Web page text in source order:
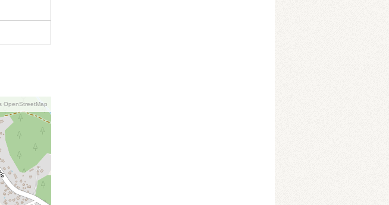
OpenStreetMap